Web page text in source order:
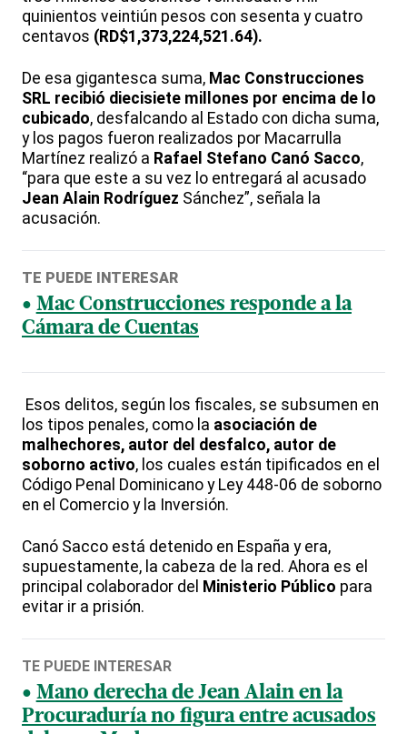
quinientos veintiún pesos con sesenta y cuatro
centavos (RD$1,373,224,521.64).
De esa gigantesca suma, Mac Construcciones
SRL recibió diecisiete millones por encima de lo
cubicado, desfalcando al Estado con dicha suma,
y los pagos fueron realizados por Macarrulla
Martínez realizó a Rafael Stefano Canó Sacco,
“para que este a su vez lo entregará al acusado
Jean Alain Rodríguez Sánchez”, señala la
acusación.
TE PUEDE INTERESAR
Mac Construcciones responde a la
Cámara de Cuentas
Esos delitos, según los fiscales, se subsumen en
los tipos penales, como la asociación de
malhechores, autor del desfalco, autor de
soborno activo, los cuales están tipificados en el
Código Penal Dominicano y Ley 448-06 de soborno
en el Comercio y la Inversión.
Canó Sacco está detenido en España y era,
supuestamente, la cabeza de la red. Ahora es el
principal colaborador del Ministerio Público para
evitar ir a prisión.
TE PUEDE INTERESAR
Mano derecha de Jean Alain en la
Procuraduría no figura entre acusados